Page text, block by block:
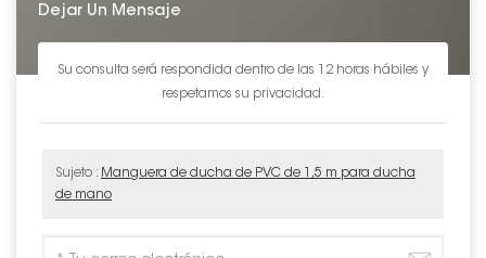
Dejar Un Mensaje
Su consulta será respondida dentro de las 12 horas hábiles y
respetamos su privacidad.
Sujeto : Manguera de ducha de PVC de 1,5 m para ducha
de mano